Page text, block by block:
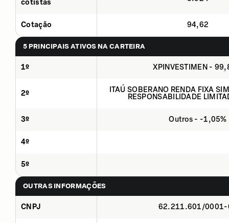
cotistas
Cotação 94,62
5 PRINCIPAIS ATIVOS NA CARTEIRA
1º XPINVESTIMEN -
2º
ITAÚ SOBERANO RENDA FIXA
RESPONSABILIDADE
3º Outros - -1,05%
4º
5º
OUTRAS INFORMAÇÕES
CNPJ 62.211.601/0001-